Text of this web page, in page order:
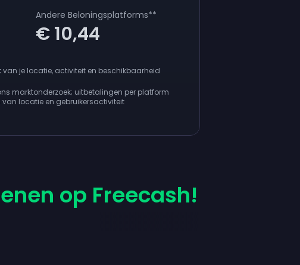
Andere Beloningsplatforms**
€ 10,44
van je locatie, activiteit en beschikbaarheid
marktonderzoek; uitbetalingen per platform
locatie en gebruikersactiviteit
op Freecash!